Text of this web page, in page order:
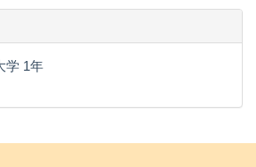
学 1年